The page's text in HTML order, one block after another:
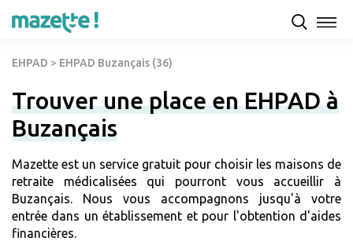
EHPAD > EHPAD Buzançais (36)
Trouver une place en EHPAD à
Buzançais
Mazette est un service gratuit pour choisir les maisons de
retraite médicalisées qui pourront vous accueillir à
Buzançais. Nous vous accompagnons jusqu'à votre
entrée dans un établissement et pour l'obtention d'aides
financières.